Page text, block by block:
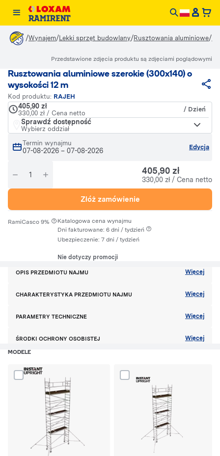
/Wynajem/Lekki sprzęt budowlany/Rusztowania aluminiowe/
Rusztowania aluminiowe szerokie (300x140) o
wysokości 12 m
Kod produktu: RAJEH
405,90 zł
330,00 zł / Cena netto
/ Dzień
Sprawdź dostępność
Wybierz oddział
Termin wynajmu
07-08-2026 – 07-08-2026 Edycja
405,90 zł
330,00 zł / Cena netto
Złóż zamówienie
RamiCasco 9% ·Katalogowa cena wynajmu
Dni fakturowane: 6 dni / tydzień
Ubezpieczenie: 7 dni / tydzień
Nie dotyczy promocji
Przedstawione zdjęcia produktu są zdjęciami poglądowymi
OPIS PRZEDMIOTU NAJMU Więcej
CHARAKTERYSTYKA PRZEDMIOTU NAJMU Więcej
PARAMETRY TECHNICZNE Więcej
ŚRODKI OCHRONY OSOBISTEJ Więcej
MODELE
Dodaj produkt W312 rusztowanie aluminiowe do porównania
Dodaj produkt W312 l250